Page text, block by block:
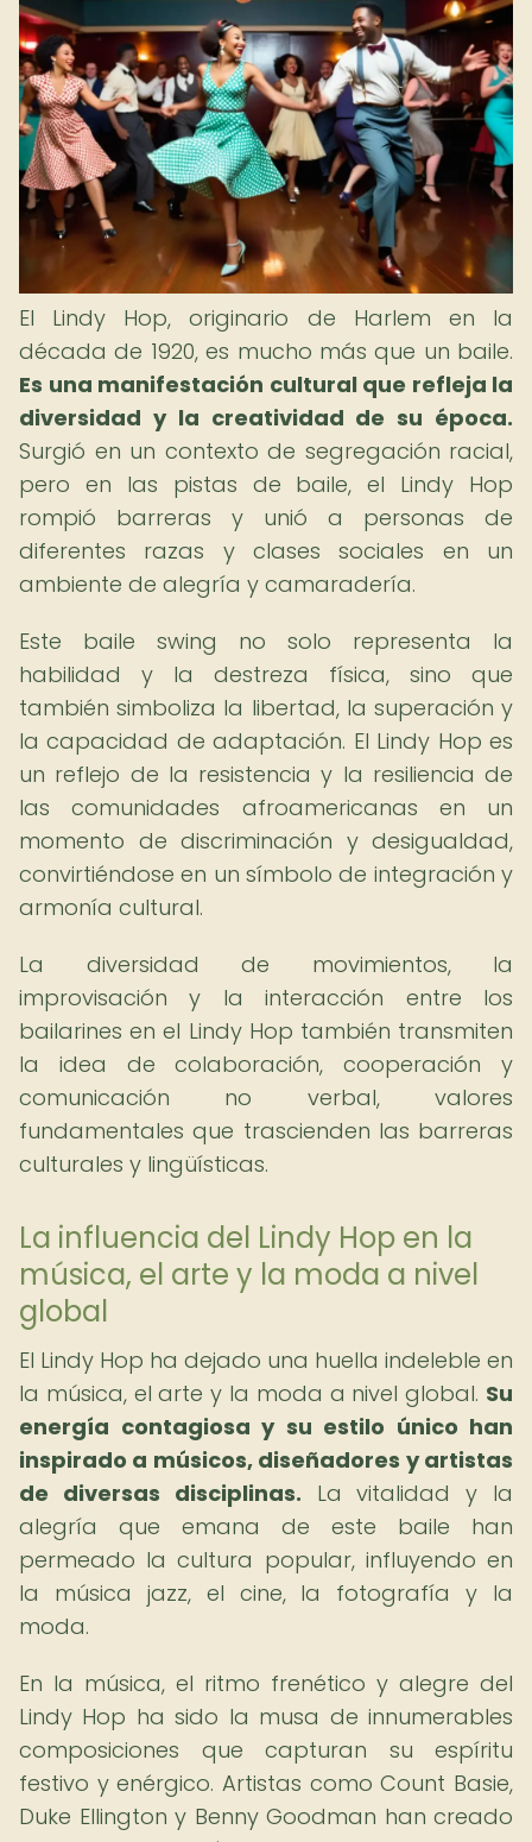
El Lindy Hop, originario de Harlem en la
década de 1920, es mucho más que un baile.
Es una manifestación cultural que refleja la
diversidad y la creatividad de su época.
Surgió en un contexto de segregación racial,
pero en las pistas de baile, el Lindy Hop
rompió barreras y unió a personas de
diferentes razas y clases sociales en un
ambiente de alegría y camaradería.
Este baile swing no solo representa la
habilidad y la destreza física, sino que
también simboliza la libertad, la superación y
la capacidad de adaptación. El Lindy Hop es
un reflejo de la resistencia y la resiliencia de
las comunidades afroamericanas en un
momento de discriminación y desigualdad,
convirtiéndose en un símbolo de integración y
armonía cultural.
La diversidad de movimientos, la
improvisación y la interacción entre los
bailarines en el Lindy Hop también transmiten
la idea de colaboración, cooperación y
comunicación no verbal, valores
fundamentales que trascienden las barreras
culturales y lingüísticas.
La influencia del Lindy Hop en la
música, el arte y la moda a nivel
global
El Lindy Hop ha dejado una huella indeleble en
la música, el arte y la moda a nivel global. Su
energía contagiosa y su estilo único han
inspirado a músicos, diseñadores y artistas
de diversas disciplinas. La vitalidad y la
alegría que emana de este baile han
permeado la cultura popular, influyendo en
la música jazz, el cine, la fotografía y la
moda.
En la música, el ritmo frenético y alegre del
Lindy Hop ha sido la musa de innumerables
composiciones que capturan su espíritu
festivo y enérgico. Artistas como Count Basie,
Duke Ellington y Benny Goodman han creado